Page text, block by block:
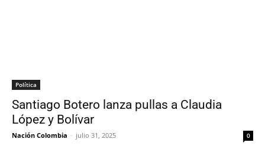
Política
Santiago Botero lanza pullas a Claudia
López y Bolívar
Nación Colombia - julio 31, 2025 0